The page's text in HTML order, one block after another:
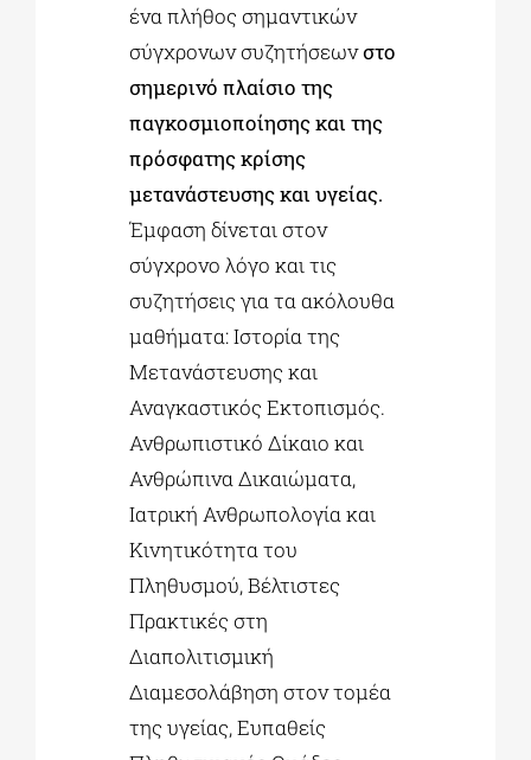
ένα πλήθος σημαντικών
σύγχρονων συζητήσεωνστο
σημερινό πλαίσιο της
παγκοσμιοποίησης και της
πρόσφατης κρίσης
μετανάστευσης και υγείας.
Έμφαση δίνεται στον
σύγχρονο λόγο και τις
συζητήσεις για τα ακόλουθα
μαθήματα: Ιστορία της
Μετανάστευσης και
Αναγκαστικός Εκτοπισμός.
Ανθρωπιστικό Δίκαιο και
Ανθρώπινα Δικαιώματα,
Ιατρική Ανθρωπολογία και
Κινητικότητα του
Πληθυσμού, Βέλτιστες
Πρακτικές στη
Διαπολιτισμική
Διαμεσολάβηση στον τομέα
της υγείας, Ευπαθείς